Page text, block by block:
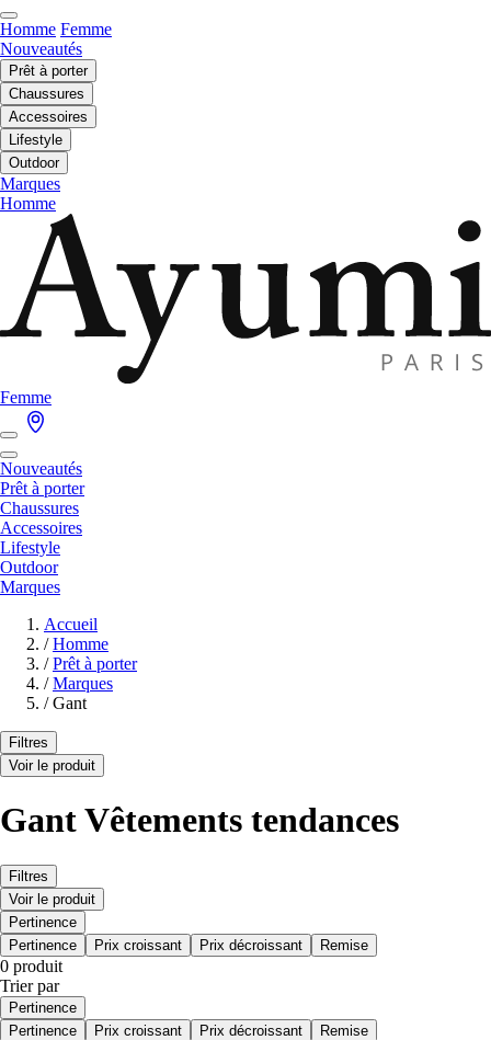
Homme Femme
Nouveautés
Prêt à porter
Chaussures
Accessoires
Lifestyle
Outdoor
Marques
Homme
Femme
Nouveautés
Prêt à porter
Chaussures
Accessoires
Lifestyle
Outdoor
Marques
Accueil
/ Homme
/ Prêt à porter
/ Marques
/ Gant
Filtres
Voir le produit
Gant Vêtements tendances
Filtres
Voir le produit
Pertinence
Pertinence
Prix croissant Prix décroissant Remise
0 produit
Trier par
Pertinence
Pertinence
Prix croissant Prix décroissant Remise